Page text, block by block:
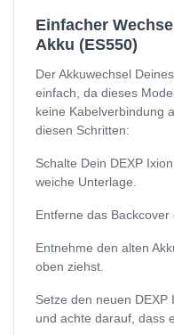
Einfacher
Akku (ES550)
Der Akkuwechsel
einfach, da dieses
keine Kabelverbindung
diesen Schritten:
Schalte Dein DEXP
weiche Unterlage.
Entferne das Backcover
Entnehme den alten
oben ziehst.
Setze den neuen DEXP
und achte darauf, dass